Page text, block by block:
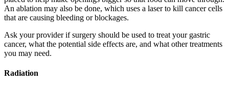
An ablation may also be done, which uses a laser to kill cancer cells
that are causing bleeding or blockages.
Ask your provider if surgery should be used to treat your gastric
cancer, what the potential side effects are, and what other treatments
you may need.
Radiation